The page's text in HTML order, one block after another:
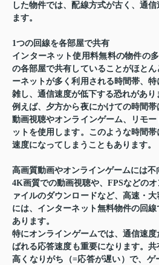
した物件では、配線方式が古く、通
ます。
1つの回線を各部屋で共有
インターネット使用料無料の物件の
の各部屋で共有していることがほと
ーネットが多く利用される時間帯、
雑し、通信速度が低下する恐れがあり
例えば、夕方から夜にかけての時間
動画視聴やオンラインゲーム、リモ
ットを使用します。このような時間
速度になってしまうこともあります。
高画質動画やオンラインゲームには不
4K画質での動画視聴や、FPSなどの
ァイルのダウンロードなど、高速・
には、インターネット無料物件の回
あります。
特にオンラインゲームでは、通信速
ばれる応答速度も重要になります。
高くなりがち（=応答が遅い）で、ゲ